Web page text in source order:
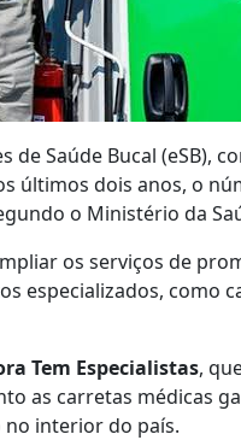
de Saúde Bucal (eSB),
últimos dois anos, o
o Ministério da
os serviços de
especializados, como
Tem Especialistas,
as carretas médicas
interior do país.